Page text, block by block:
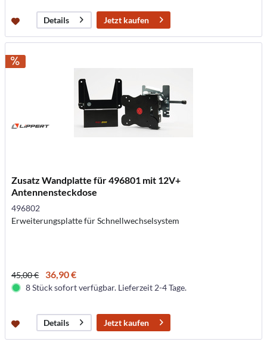
Details Jetzt kaufen
Zusatz Wandplatte für 496801 mit 12V+
Antennensteckdose
496802
Erweiterungsplatte für Schnellwechselsystem
45,00 € 36,90 €
8 Stück sofort verfügbar. Lieferzeit 2-4 Tage.
Details Jetzt kaufen